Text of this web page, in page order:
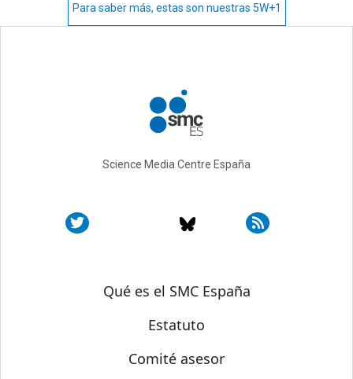
Para saber más, estas son nuestras 5W+1
Science Media Centre España
Sobre SMC España
Qué es el SMC España
Estatuto
Comité asesor